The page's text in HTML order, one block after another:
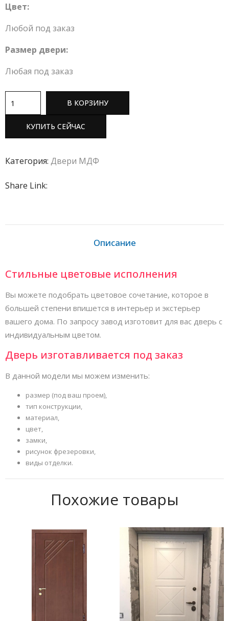
Цвет:
Любой под заказ
Размер двери:
Любая под заказ
В КОРЗИНУ
КУПИТЬ СЕЙЧАС
Категория: Двери МДФ
Share Link:
Описание
Стильные цветовые исполнения
Вы можете подобрать цветовое сочетание, которое в
большей степени впишется в интерьер и экстерьер
вашего дома. По запросу завод изготовит для вас дверь с
индивидуальным цветом.
Дверь изготавливается под заказ
В данной модели мы можем изменить:
размер (под ваш проем),
тип конструкции,
материал,
цвет,
замки,
рисунок фрезеровки,
виды отделки.
Похожие товары